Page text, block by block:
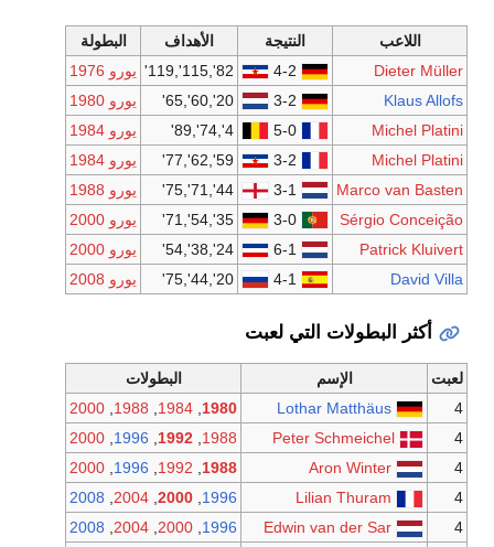
الأهداف
82',115',119'
20',60',65'
4',74',89'
59',62',77'
44',71',75'
يورو 1988
35',54',71'
يورو 2000
24',38',54'
يورو 2000
20',44',75'
1980
1984
,
1988
,
2000
1988
1992
,
1996
,
2000
1988
1992
,
1996
,
2000
1996
2000
,
2004
,
2008
1996
2000
,
2004
,
2008